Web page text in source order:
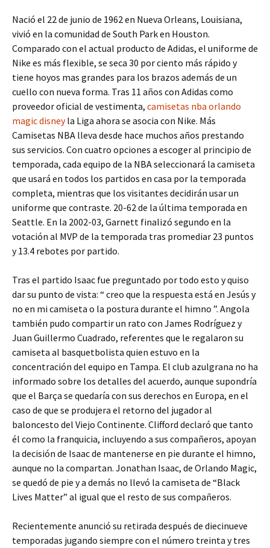
Nació el 22 de junio de 1962 en Nueva Orleans, Louisiana,
vivió en la comunidad de South Park en Houston.
Comparado con el actual producto de Adidas, el uniforme de
Nike es más flexible, se seca 30 por ciento más rápido y
tiene hoyos mas grandes para los brazos además de un
cuello con nueva forma. Tras 11 años con Adidas como
proveedor oficial de vestimenta, camisetas nba orlando
magic disneyla Liga ahora se asocia con Nike. Más
Camisetas NBA lleva desde hace muchos años prestando
sus servicios. Con cuatro opciones a escoger al principio de
temporada, cada equipo de la NBA seleccionará la camiseta
que usará en todos los partidos en casa por la temporada
completa, mientras que los visitantes decidirán usar un
uniforme que contraste. 20-62 de la última temporada en
Seattle. En la 2002-03, Garnett finalizó segundo en la
votación al MVP de la temporada tras promediar 23 puntos
y 13.4 rebotes por partido.
Tras el partido Isaac fue preguntado por todo esto y quiso
dar su punto de vista: “ creo que la respuesta está en Jesús y
no en mi camiseta o la postura durante el himno ”. Angola
también pudo compartir un rato con James Rodríguez y
Juan Guillermo Cuadrado, referentes que le regalaron su
camiseta al basquetbolista quien estuvo en la
concentración del equipo en Tampa. El club azulgrana no ha
informado sobre los detalles del acuerdo, aunque supondría
que el Barça se quedaría con sus derechos en Europa, en el
caso de que se produjera el retorno del jugador al
baloncesto del Viejo Continente. Clifford declaró que tanto
él como la franquicia, incluyendo a sus compañeros, apoyan
la decisión de Isaac de mantenerse en pie durante el himno,
aunque no la compartan. Jonathan Isaac, de Orlando Magic,
se quedó de pie y a demás no llevó la camiseta de “Black
Lives Matter” al igual que el resto de sus compañeros.
Recientemente anunció su retirada después de diecinueve
temporadas jugando siempre con el número treinta y tres